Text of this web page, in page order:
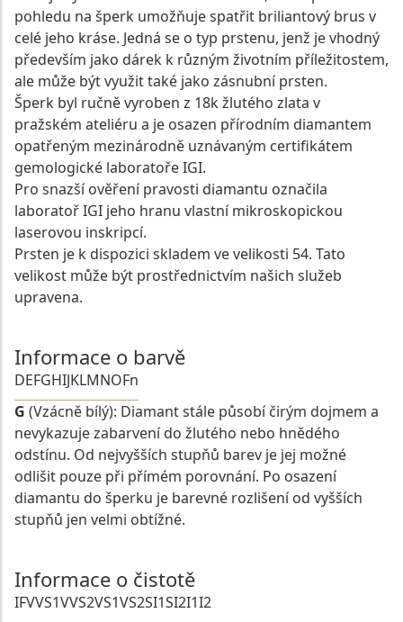
pohledu na šperk umožňuje spatřit briliantový brus v
celé jeho kráse. Jedná se o typ prstenu, jenž je vhodný
především jako dárek k různým životním příležitostem,
ale může být využit také jako zásnubní prsten.
Šperk byl ručně vyroben z 18k žlutého zlata v
pražském ateliéru a je osazen přírodním diamantem
opatřeným mezinárodně uznávaným certifikátem
gemologické laboratoře IGI.
Pro snazší ověření pravosti diamantu označila
laboratoř IGI jeho hranu vlastní mikroskopickou
laserovou inskripcí.
Prsten je k dispozici skladem ve velikosti 54. Tato
velikost může být prostřednictvím našich služeb
upravena.
Informace o barvě
DEFGHIJKLMNOFn
G (Vzácně bílý): Diamant stále působí čirým dojmem a
nevykazuje zabarvení do žlutého nebo hnědého
odstínu. Od nejvyšších stupňů barev je jej možné
odlišit pouze při přímém porovnání. Po osazení
diamantu do šperku je barevné rozlišení od vyšších
stupňů jen velmi obtížné.
Informace o čistotě
IFVVS1VVS2VS1VS2SI1SI2I1I2